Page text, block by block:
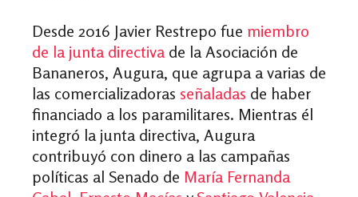
Desde 2016 Javier Restrepo fue miembro
de la junta directivade la Asociación de
Bananeros, Augura, que agrupa a varias de
las comercializadoras señaladas de haber
financiado a los paramilitares. Mientras él
integró la junta directiva, Augura
contribuyó con dinero a las campañas
políticas al Senado de María Fernanda